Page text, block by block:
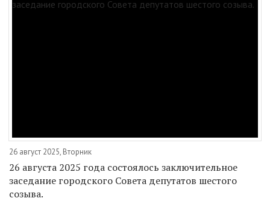
26 август 2025, Вторник
26 августа 2025 года состоялось заключительное
заседание городского Совета депутатов шестого
созыва.